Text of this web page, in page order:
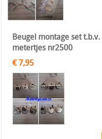
Beugel montage set
metertjes nr2500
€ 7,95